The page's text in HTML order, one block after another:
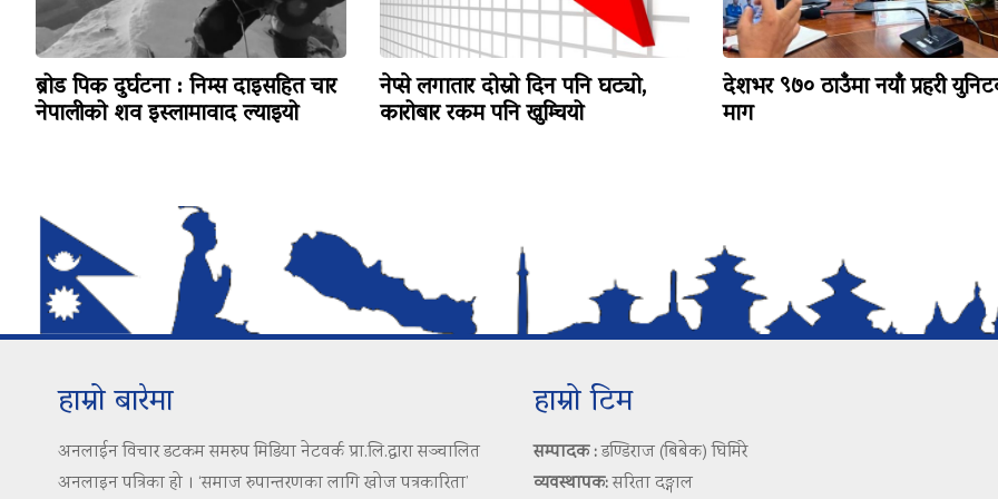
ब्रोड पिक दुर्घटना : निम्स दाइसहित चार
नेपालीको शव इस्लामावाद ल्याइयो
नेप्से लगातार दोस्रो दिन पनि घट्यो,
कारोबार रकम पनि खुम्चियो
देशभर ९७० ठाउँमा नयाँ प्रहरी
माग
हाम्रो बारेमा
अनलाईन विचार डटकम समरुप मिडिया नेटवर्क प्रा.लि.द्वारा सञ्चालित
अनलाइन पत्रिका हो । ‘समाज रुपान्तरणका लागि खोज पत्रकारिता’
हाम्रो टिम
सम्पादक :डण्डिराज (बिबेक) घिमिरे
व्यवस्थापक:सरिता दङ्गाल